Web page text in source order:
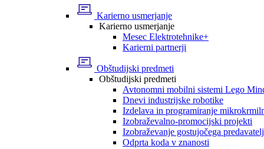
Karierno usmerjanje
Karierno usmerjanje
Mesec Elektrotehnike+
Karierni partnerji
Obštudijski predmeti
Obštudijski predmeti
Avtonomni mobilni sistemi Lego
Dnevi industrijske robotike
Izdelava in programiranje
Izobraževalno-promocijski projekti
Izobraževanje gostujočega
Odprta koda v znanosti